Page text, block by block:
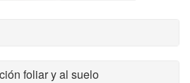
foliar y al suelo